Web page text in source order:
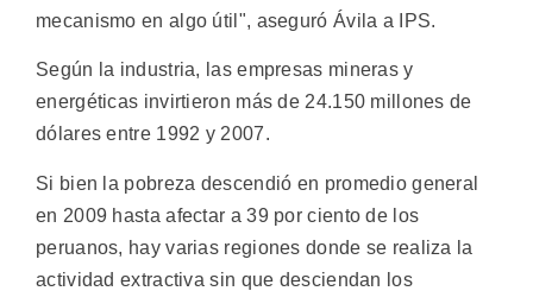
mecanismo en algo útil", aseguró Ávila a IPS.
Según la industria, las empresas mineras y
energéticas invirtieron más de 24.150 millones de
dólares entre 1992 y 2007.
Si bien la pobreza descendió en promedio general
en 2009 hasta afectar a 39 por ciento de los
peruanos, hay varias regiones donde se realiza la
actividad extractiva sin que desciendan los